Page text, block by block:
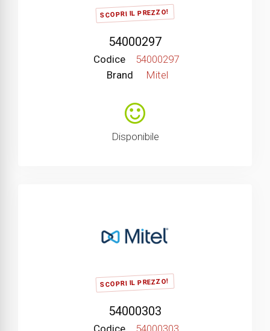
SCOPRI IL PREZZO!
54000297
Codice
54000297
Brand
Mitel
Disponibile
SCOPRI IL PREZZO!
54000303
Codice 54000303